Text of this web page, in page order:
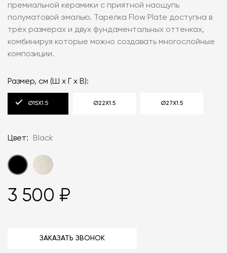
премиальной керамики с приятной наощупь
полуматовой эмалью. Тарелка Flow Plate доступна в
трёх размерах и двух фундаментальных оттенках,
комбинируя которые можно создавать многослойные
композиции.
Размер, см (Ш х Г х В):
Ø15X1.5 Ø22X1.5 Ø27X1.5
Цвет: Black
3 500 ₽
ЗАКАЗАТЬ ЗВОНОК